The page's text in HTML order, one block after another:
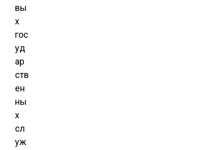
вы
х
гос
уд
ар
ств
ен
ны
х
сл
уж